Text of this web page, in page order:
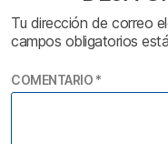
Tu dirección de correo
campos obligatorios
COMENTARIO *